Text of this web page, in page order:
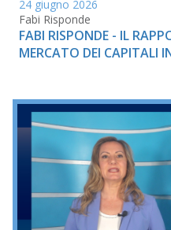
24 giugno 2026
Fabi Risponde
FABI RISPONDE - IL
MERCATO DEI CAPITALI